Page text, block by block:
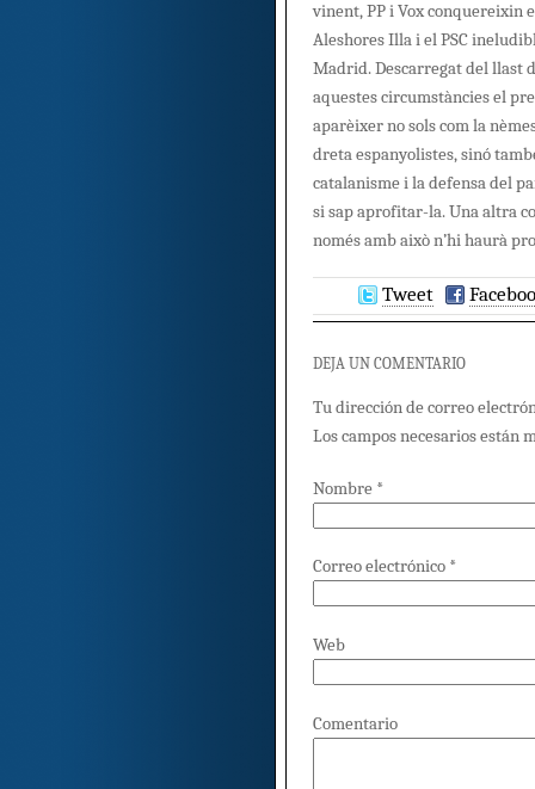
vinent, PP i Vox conquereixin
Aleshores Illa i el PSC
Madrid. Descarregat del llast
aquestes circumstàncies el
aparèixer no sols com la
dreta espanyolistes, sinó
catalanisme i la defensa del
si sap aprofitar-la. Una altra
només amb això n’hi haurà
Tweet
DEJA UN COMENTARIO
Tu dirección de correo
Los campos necesarios están
Nombre *
Correo electrónico *
Web
Comentario